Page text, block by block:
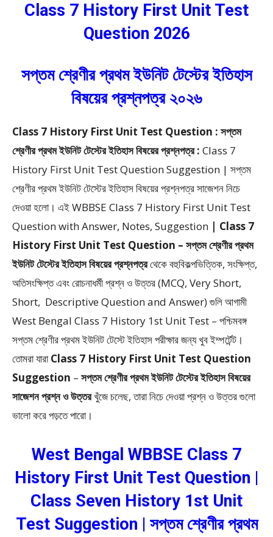
Class 7 History First Unit Test
Question 2026
সপ্তম শ্রেণীর প্রথম ইউনিট টেস্টের ইতিহাস
বিষয়ের প্রশ্নপত্র ২০২৬
Class 7 History First Unit Test Question : সপ্তম
শ্রেণীর প্রথম ইউনিট টেস্টের ইতিহাস বিষয়ের প্রশ্নপত্র : Class 7
History First Unit Test Question Suggestion | সপ্তম
শ্রেণীর প্রথম ইউনিট টেস্টের ইতিহাস বিষয়ের প্রশ্নপত্র সাজেশননিচে
দেওয়া হলো। এই WBBSE Class 7 History First Unit Test
Question with Answer, Notes, Suggestion | Class 7
History First Unit Test Question – সপ্তম শ্রেণীর প্রথম
ইউনিট টেস্টের ইতিহাস বিষয়ের প্রশ্নপত্রথেকেবহুবিকল্পভিত্তিক, সংক্ষিপ্ত,
অতিসংক্ষিপ্ত এবং রোচনাধর্মী প্রশ্ন ও উত্তর (MCQ, Very Short,
Short, Descriptive Question and Answer)গুলি আগামী
West Bengal Class 7 History 1st Unit Test – পশ্চিমবঙ্গ
সপ্তম শ্রেণীর প্রথম ইউনিট টেস্টে ইতিহাস পরীক্ষার জন্য খুব ইম্পর্টেন্ট।
তোমরা যারাClass 7 History First Unit Test Question
Suggestion – সপ্তম শ্রেণীর প্রথম ইউনিট টেস্টের ইতিহাস বিষয়ের
সাজেশন প্রশ্ন ও উত্তরখুঁজে চলেছ, তারা নিচে দেওয়া প্রশ্ন ও উত্তর গুলো
ভালো করে পড়তে পারো।
West Bengal WBBSE Class 7
History First Unit Test Question |
Class Seven History 1st Unit
Test Suggestion | সপ্তম শ্রেণীর প্রথম